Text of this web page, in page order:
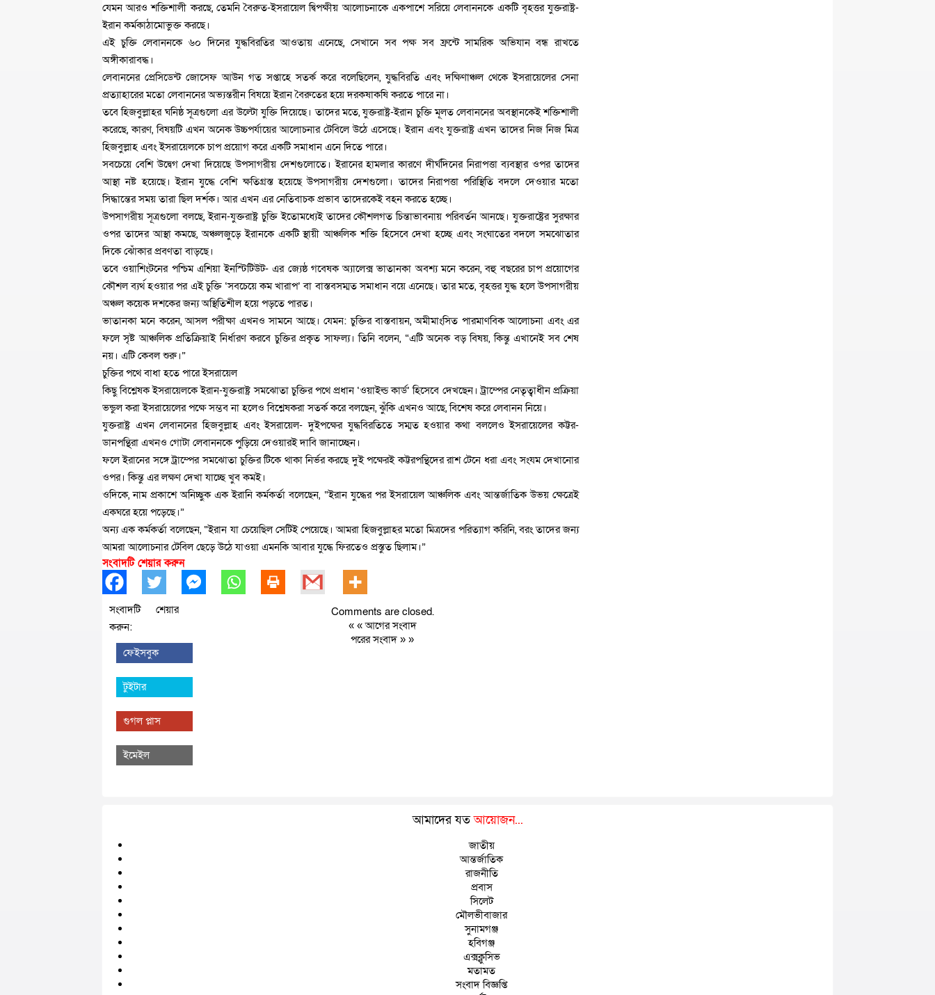
যেমন আরও শক্তিশালী করছে, তেমনি বৈরুত-ইসরায়েল দ্বিপক্ষীয় আলোচনাকে একপাশে সরিয়ে লেবাননকে একটি বৃহত্তর যুক্তরাষ্ট্র-
ইরান কর্মকাঠামোভুক্ত করছে।
এই চুক্তি লেবাননকে ৬০ দিনের যুদ্ধবিরতির আওতায় এনেছে, সেখানে সব পক্ষ সব ফ্রন্টে সামরিক অভিযান বন্ধ রাখতে
অঙ্গীকারাবদ্ধ।
লেবাননের প্রেসিডেন্ট জোসেফ আউন গত সপ্তাহে সতর্ক করে বলেছিলেন, যুদ্ধবিরতি এবং দক্ষিণাঞ্চল থেকে ইসরায়েলের সেনা
প্রত্যাহারের মতো লেবাননের অভ্যন্তরীন বিষয়ে ইরান বৈরুতের হয়ে দরকষাকষি করতে পারে না।
তবে হিজবুল্লাহর ঘনিষ্ঠ সূত্রগুলো এর উল্টো যুক্তি দিয়েছে। তাদের মতে, যুক্তরাষ্ট্র-ইরান চুক্তি মূলত লেবাননের অবস্থানকেই শক্তিশালী
করেছে, কারণ, বিষয়টি এখন অনেক উচ্চপর্যায়ের আলোচনার টেবিলে উঠে এসেছে। ইরান এবং যুক্তরাষ্ট্র এখন তাদের নিজ নিজ মিত্র
হিজবুল্লাহ এবং ইসরায়েলকে চাপ প্রয়োগ করে একটি সমাধান এনে দিতে পারে।
সবচেয়ে বেশি উদ্বেগ দেখা দিয়েছে উপসাগরীয় দেশগুলোতে। ইরানের হামলার কারণে দীর্ঘদিনের নিরাপত্তা ব্যবস্থার ওপর তাদের
আস্থা নষ্ট হয়েছে। ইরান যুদ্ধে বেশি ক্ষতিগ্রস্ত হয়েছে উপসাগরীয় দেশগুলো। তাদের নিরাপত্তা পরিস্থিতি বদলে দেওয়ার মতো
সিদ্ধান্তের সময় তারা ছিল দর্শক। আর এখন এর নেতিবাচক প্রভাব তাদেরকেই বহন করতে হচ্ছে।
উপসাগরীয় সূত্রগুলো বলছে, ইরান-যুক্তরাষ্ট্র চুক্তি ইতোমধ্যেই তাদের কৌশলগত চিন্তাভাবনায় পরিবর্তন আনছে। যুক্তরাষ্ট্রের সুরক্ষার
ওপর তাদের আস্থা কমছে, অঞ্চলজুড়ে ইরানকে একটি স্থায়ী আঞ্চলিক শক্তি হিসেবে দেখা হচ্ছে এবং সংঘাতের বদলে সমঝোতার
দিকে ঝোঁকার প্রবণতা বাড়ছে।
তবে ওয়াশিংটনের পশ্চিম এশিয়া ইনস্টিটিউট- এর জ্যেষ্ঠ গবেষক অ্যালেক্স ভাতানকা অবশ্য মনে করেন, বহু বছরের চাপ প্রয়োগের
কৌশল ব্যর্থ হওয়ার পর এই চুক্তি ‘সবচেয়ে কম খারাপ’ বা বাস্তবসম্মত সমাধান বয়ে এনেছে। তার মতে, বৃহত্তর যুদ্ধ হলে উপসাগরীয়
অঞ্চল কয়েক দশকের জন্য অস্থিতিশীল হয়ে পড়তে পারত।
ভাতানকা মনে করেন, আসল পরীক্ষা এখনও সামনে আছে। যেমন: চুক্তির বাস্তবায়ন, অমীমাংসিত পারমাণবিক আলোচনা এবং এর
ফলে সৃষ্ট আঞ্চলিক প্রতিক্রিয়াই নির্ধারণ করবে চুক্তির প্রকৃত সাফল্য। তিনি বলেন, “এটি অনেক বড় বিষয়, কিন্তু এখানেই সব শেষ
নয়। এটি কেবল শুরু।”
চুক্তির পথে বাধা হতে পারে ইসরায়েল
কিছু বিশ্লেষক ইসরায়েলকে ইরান-যুক্তরাষ্ট্র সমঝোতা চুক্তির পথে প্রধান ‘ওয়াইল্ড কার্ড’ হিসেবে দেখছেন। ট্রাম্পের নেতৃত্বাধীন প্রক্রিয়া
ভন্ডুল করা ইসরায়েলের পক্ষে সম্ভব না হলেও বিশ্লেষকরা সতর্ক করে বলছেন, ঝুঁকি এখনও আছে, বিশেষ করে লেবানন নিয়ে।
যুক্তরাষ্ট্র এখন লেবাননের হিজবুল্লাহ এবং ইসরায়েল- দুইপক্ষের যুদ্ধবিরতিতে সম্মত হওয়ার কথা বললেও ইসরায়েলের কট্টর-
ডানপন্থিরা এখনও গোটা লেবাননকে পুড়িয়ে দেওয়ারই দাবি জানাচ্ছেন।
ফলে ইরানের সঙ্গে ট্রাম্পের সমঝোতা চুক্তির টিকে থাকা নির্ভর করছে দুই পক্ষেরই কট্টরপন্থিদের রাশ টেনে ধরা এবং সংযম দেখানোর
ওপর। কিন্তু এর লক্ষণ দেখা যাচ্ছে খুব কমই।
ওদিকে, নাম প্রকাশে অনিচ্ছুক এক ইরানি কর্মকর্তা বলেছেন, “ইরান যুদ্ধের পর ইসরায়েল আঞ্চলিক এবং আন্তর্জাতিক উভয় ক্ষেত্রেই
একঘরে হয়ে পড়েছে।”
অন্য এক কর্মকর্তা বলেছেন, “ইরান যা চেয়েছিল সেটিই পেয়েছে। আমরা হিজবুল্লাহর মতো মিত্রদের পরিত্যাগ করিনি, বরং তাদের জন্য
আমরা আলোচনার টেবিল ছেড়ে উঠে যাওয়া এমনকি আবার যুদ্ধে ফিরতেও প্রস্তুত ছিলাম।”
সংবাদটি শেয়ার করুন
সংবাদটি শেয়ার
করুন:
ফেইসবুক
টুইটার
গুগল প্লাস
ইমেইল
Comments are closed.
« «আগের সংবাদ
পরের সংবাদ » »
আমাদের যতআয়োজন...
জাতীয়
আন্তর্জাতিক
রাজনীতি
প্রবাস
সিলেট
মৌলভীবাজার
সুনামগঞ্জ
হবিগঞ্জ
এক্সক্লুসিভ
মতামত
সংবাদ বিজ্ঞপ্তি